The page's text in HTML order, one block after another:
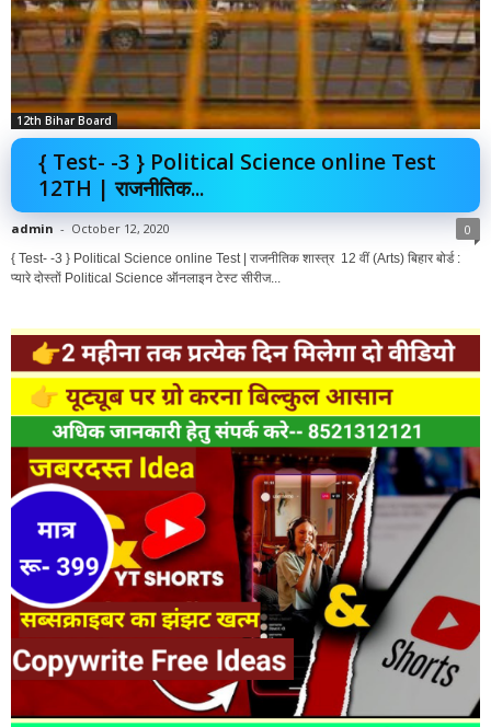
12th Bihar Board
{ Test- -3 } Political Science online Test
12TH | राजनीतिक...
admin - October 12, 2020 0
{ Test- -3 } Political Science online Test | राजनीतिक शास्त्र 12 वीं (Arts) बिहार बोर्ड :
प्यारे दोस्तों Political Science ऑनलाइन टेस्ट सीरीज...